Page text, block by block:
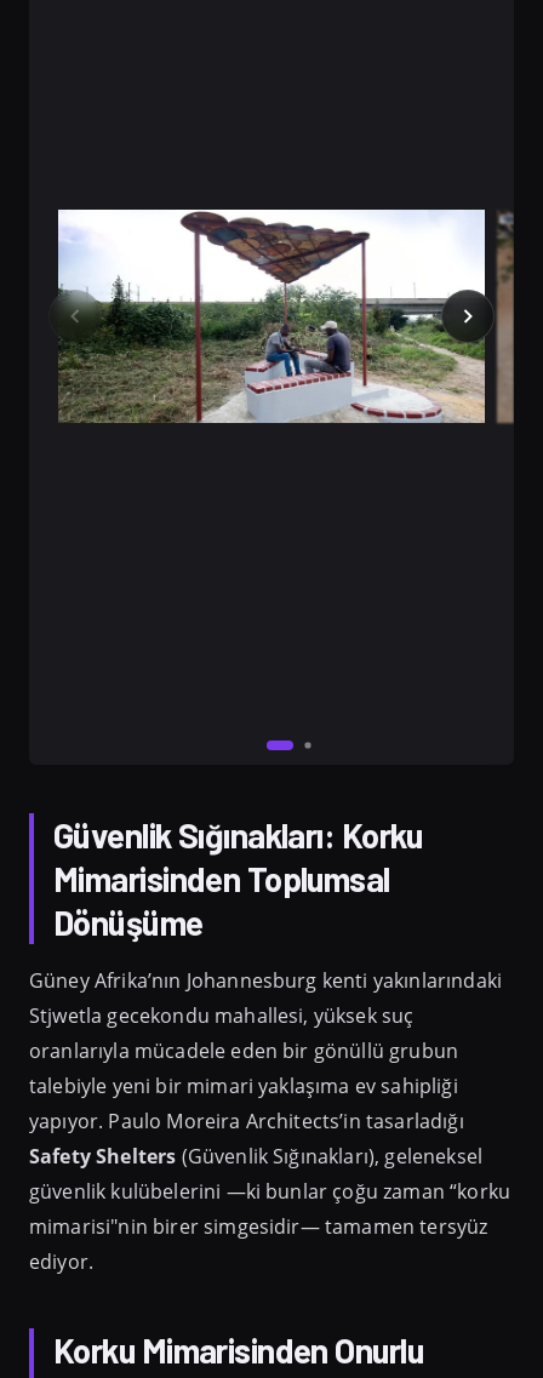
Güvenlik Sığınakları: Korku
Mimarisinden Toplumsal
Dönüşüme
Güney Afrika’nın Johannesburg kenti yakınlarındaki
Stjwetla gecekondu mahallesi, yüksek suç
oranlarıyla mücadele eden bir gönüllü grubun
talebiyle yeni bir mimari yaklaşıma ev sahipliği
yapıyor. Paulo Moreira Architects’in tasarladığı
Safety Shelters (Güvenlik Sığınakları), geleneksel
güvenlik kulübelerini —ki bunlar çoğu zaman “korku
mimarisi"nin birer simgesidir— tamamen tersyüz
ediyor.
Korku Mimarisinden Onurlu